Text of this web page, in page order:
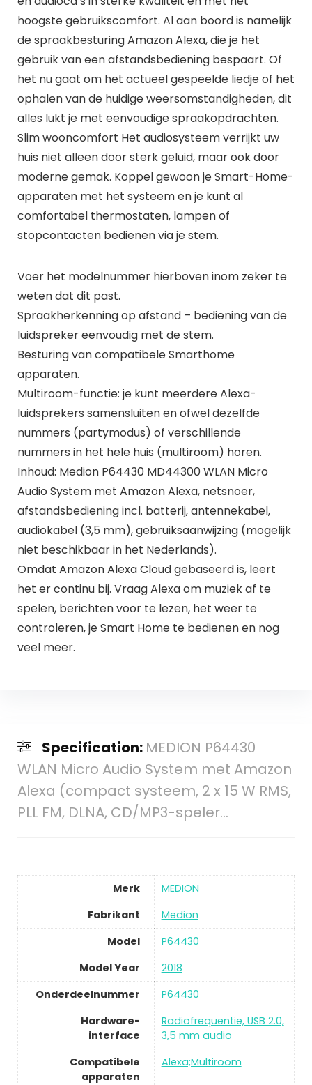
hoogste gebruikscomfort. Al aan boord is namelijk
de spraakbesturing Amazon Alexa, die je het
gebruik van een afstandsbediening bespaart. Of
het nu gaat om het actueel gespeelde liedje of het
ophalen van de huidige weersomstandigheden, dit
alles lukt je met eenvoudige spraakopdrachten.
Slim wooncomfort Het audiosysteem verrijkt uw
huis niet alleen door sterk geluid, maar ook door
moderne gemak. Koppel gewoon je Smart-Home-
apparaten met het systeem en je kunt al
comfortabel thermostaten, lampen of
stopcontacten bedienen via je stem.
Voer het modelnummer hierboven inom zeker te
weten dat dit past.
Spraakherkenning op afstand – bediening van de
luidspreker eenvoudig met de stem.
Besturing van compatibele Smarthome
apparaten.
Multiroom-functie: je kunt meerdere Alexa-
luidsprekers samensluiten en ofwel dezelfde
nummers (partymodus) of verschillende
nummers in het hele huis (multiroom) horen.
Inhoud: Medion P64430 MD44300 WLAN Micro
Audio System met Amazon Alexa, netsnoer,
afstandsbediening incl. batterij, antennekabel,
audiokabel (3,5 mm), gebruiksaanwijzing (mogelijk
niet beschikbaar in het Nederlands).
Omdat Amazon Alexa Cloud gebaseerd is, leert
het er continu bij. Vraag Alexa om muziek af te
spelen, berichten voor te lezen, het weer te
controleren, je Smart Home te bedienen en nog
veel meer.
Specification: MEDION P64430
WLAN Micro Audio System met Amazon
Alexa (compact systeem, 2 x 15 W RMS,
PLL FM, DLNA, CD/MP3-speler…
Merk
MEDION
Fabrikant
Medion
Model
P64430
Model Year
2018
Onderdeelnummer
P64430
Hardware-
interface
Radiofrequentie, USB 2.0,
3,5 mm audio
Compatibele
apparaten
Alexa;Multiroom